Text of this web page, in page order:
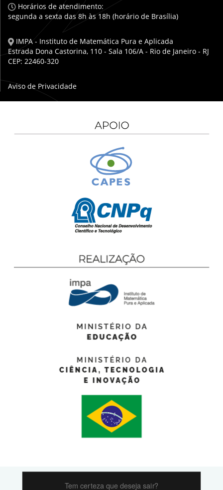
Horários de atendimento:
segunda a sexta das 8h às 18h (horário de Brasília)
IMPA - Instituto de Matemática Pura e Aplicada
Estrada Dona Castorina, 110 - Sala 106/A - Rio de Janeiro - RJ
CEP: 22460-320
Aviso de Privacidade
Tem certeza que deseja sair?